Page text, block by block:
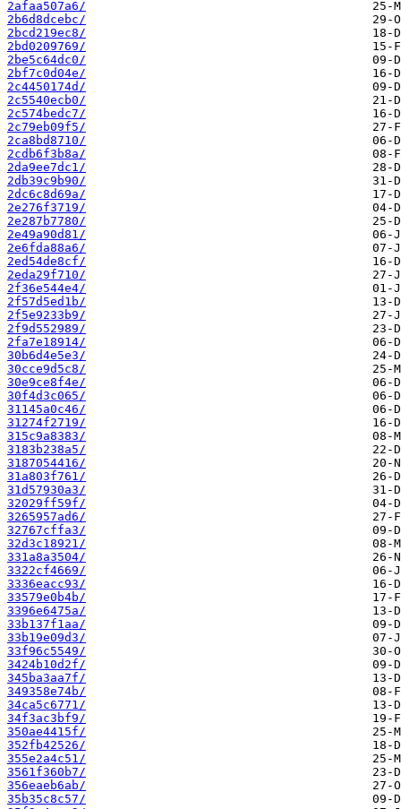
2afaa507a6/
2b6d8dcebc/
2bcd219ec8/
2bd0209769/
2be5c64dc0/
2bf7c0d04e/
2c4450174d/
2c5540ecb0/
2c574bedc7/
2c79eb09f5/
2ca8bd8710/
2cdb6f3b8a/
2da9ee7dc1/
2db39c9b90/
2dc6c8d69a/
2e276f3719/
2e287b7780/
2e49a90d81/
2e6fda88a6/
2ed54de8cf/
2eda29f710/
2f36e544e4/
2f57d5ed1b/
2f5e9233b9/
2f9d552989/
2fa7e18914/
30b6d4e5e3/
30cce9d5c8/
30e9ce8f4e/
30f4d3c065/
31145a0c46/
31274f2719/
315c9a8383/
3183b238a5/
3187054416/
31a803f761/
31d57930a3/
32029ff59f/
3265957ad6/
32767cffa3/
32d3c18921/
331a8a3504/
3322cf4669/
3336eacc93/
33579e0b4b/
3396e6475a/
33b137f1aa/
33b19e09d3/
33f96c5549/
3424b10d2f/
345ba3aa7f/
349358e74b/
34ca5c6771/
34f3ac3bf9/
350ae4415f/
352fb42526/
355e2a4c51/
3561f360b7/
356eaeb6ab/
35b35c8c57/